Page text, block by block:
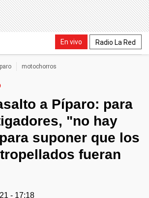
En vivo Radio La Red
motochorros
a Píparo: para
"no hay
suponer que los
fueran
- 17:18